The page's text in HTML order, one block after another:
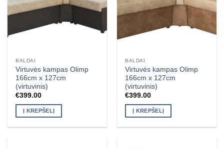
BALDAI
Virtuvės kampas Olimp
166cm x 127cm
(virtuvinis)
€399.00
Į KREPŠELĮ
BALDAI
Virtuvės kampas Olimp
166cm x 127cm
(virtuvinis)
€399.00
Į KREPŠELĮ